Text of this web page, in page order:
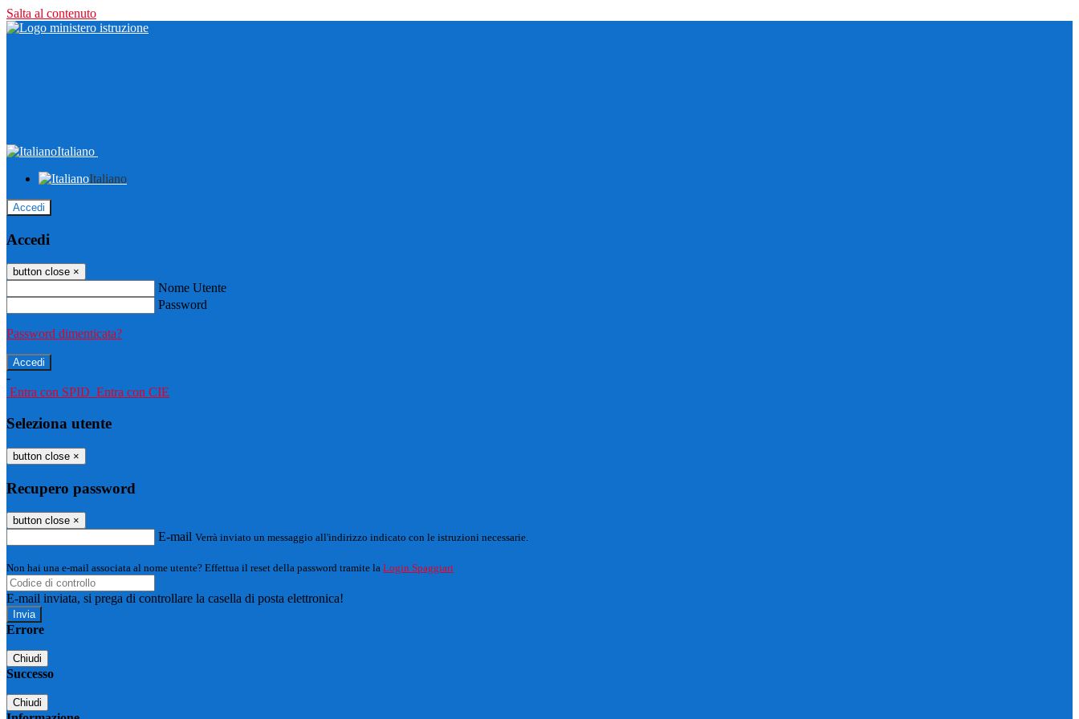
Salta al contenuto
Italiano
Italiano
Accedi
Accedi
button close ×
Nome Utente
Password
Password dimenticata?
-
Entra con SPID Entra con CIE
Seleziona utente
button close ×
Recupero password
button close ×
E-mail Verrà inviato un messaggio all'indirizzo indicato con le istruzioni necessarie.
Non hai una e-mail associata al nome utente? Effettua il reset della password tramite la Login Spaggiari
E-mail inviata, si prega di controllare la casella di posta elettronica!
Errore
Chiudi
Successo
Chiudi